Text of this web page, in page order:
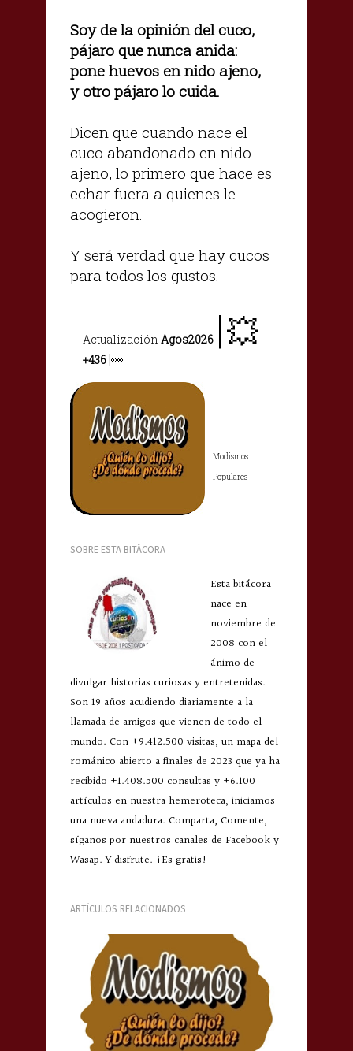
Soy de la opinión del cuco,
pájaro que nunca anida:
pone huevos en nido ajeno,
y otro pájaro lo cuida.
Dicen que cuando nace el
cuco abandonado en nido
ajeno, lo primero que hace es
echar fuera a quienes le
acogieron.
Y será verdad que hay cucos
para todos los gustos.
Actualización Agos2026 |💥
+436|👀
Modismos
Populares
SOBRE ESTA BITÁCORA
Esta bitácora
nace en
noviembre de
2008 con el
ánimo de
divulgar historias curiosas y entretenidas.
Son 19 años acudiendo diariamente a la
llamada de amigos que vienen de todo el
mundo. Con +9.412.500 visitas, un mapa del
románico abierto a finales de 2023 que ya ha
recibido +1.408.500 consultas y +6.100
artículos en nuestra hemeroteca, iniciamos
una nueva andadura. Comparta, Comente,
síganos por nuestros canales de Facebook y
Wasap. Y disfrute. ¡Es gratis!
ARTÍCULOS RELACIONADOS